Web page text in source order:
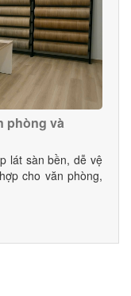
Nẵng Danacomex
179 Nguyễn Tri
0945 368 615
phòng và
lát sàn bền, dễ vệ
cho văn phòng,